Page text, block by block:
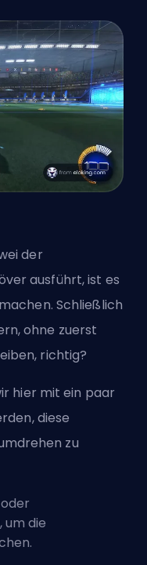
der
ausführt, ist es
Schließlich
ohne zuerst
richtig?
hier mit ein paar
diese
zu
die